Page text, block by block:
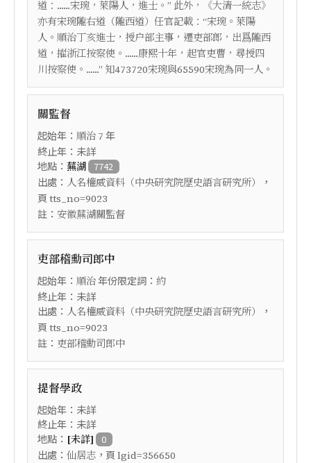
道：......宋琬，萊陽人，進士。” 此外，《大清一統志》
亦有宋琬隴右道（隴西道）任官記載：“宋琬。萊陽
人。順治丁亥進士，授户部主事，遷吏部郎，出爲隴西
道，擢浙江按察使。......康熙十年，起官吏曹，尋授四
川按察使。......” 知473720宋琬與65590宋琬為同一人。
關監督
起始年： 順治 7 年
終止年：未詳
地點： 蕪湖 7742
出處： 人名權威資料（中央研究院歷史語言研究所）
，
頁 tts_no=9023
註： 安徽蕪湖關監督
吏部稽勳司郎中
起始年： 順治年份限定詞： 約
終止年：未詳
出處： 人名權威資料（中央研究院歷史語言研究所）
，
頁 tts_no=9023
註： 吏部稽勳司郎中
提督學政
起始年：未詳
終止年：未詳
地點： [未詳] 0
出處： 仙居志 ，頁 lgid=356650